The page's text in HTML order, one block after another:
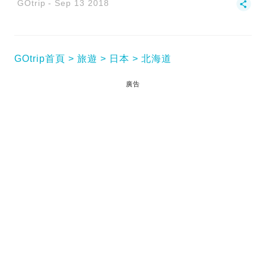
GOtrip Sep 13 2018
GOtrip首頁 旅遊 日本 北海道
廣告